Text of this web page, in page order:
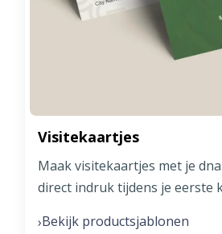
Visitekaartjes
Maak visitekaartjes met je
direct indruk tijdens je eerste
›Bekijk productsjablonen